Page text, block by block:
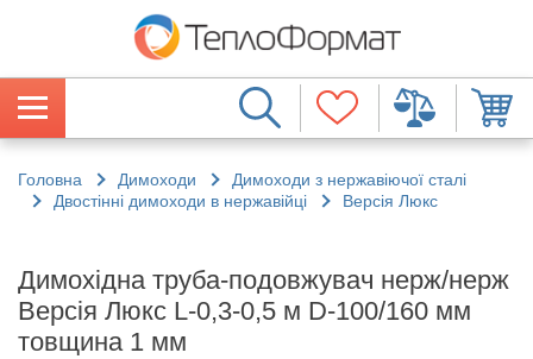
Головна Димоходи
Димоходи з нержавіючої сталі
Двостінні димоходи в нержавійці
Версія Люкс
Димохідна труба-подовжувач нерж/нерж
Версія Люкс L-0,3-0,5 м D-100/160 мм
товщина 1 мм